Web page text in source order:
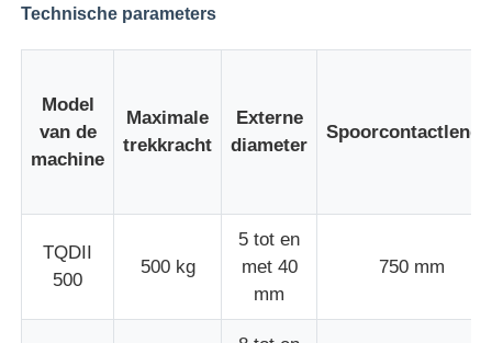
Kwaliteitscontrole
nieuws
Technische parameters
Model
van de
machine
Maximale
trekkracht
Externe
diameter
TQDII
500
500 kg
5 tot en
met 40
mm
750 mm